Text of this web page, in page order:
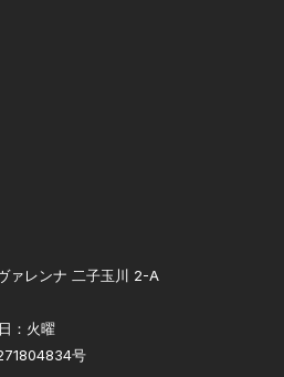
ァレンナ 二子玉川 2-A
：火曜
号